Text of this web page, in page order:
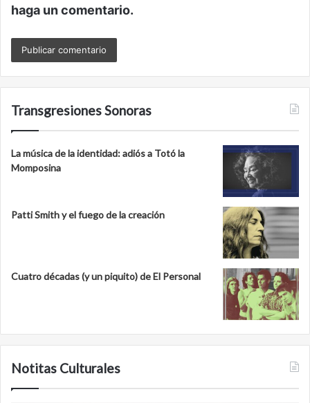
haga un comentario.
Transgresiones Sonoras
La música de la identidad: adiós a Totó la
Momposina
Patti Smith y el fuego de la creación
Cuatro décadas (y un piquito) de El Personal
Notitas Culturales